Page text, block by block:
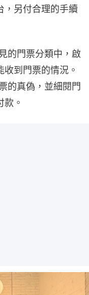
，另付合理的手續
的門票分類中，啟
到門票的情況。
的真偽，並細閱門
。